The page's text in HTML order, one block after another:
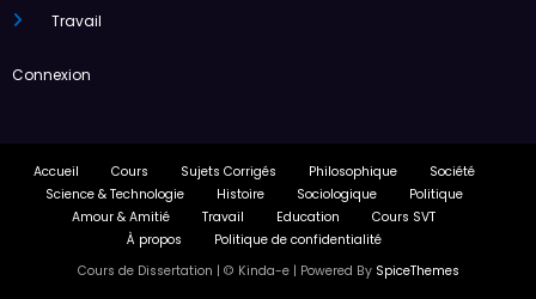
Travail
Connexion
Accueil Cours Sujets Corrigés Philosophique
Société
Science & Technologie
Histoire Sociologique
Politique
Amour & Amitié
Travail Education
Cours SVT
À propos
Politique de confidentialité
Cours de Dissertation | ©️ Kinda-e | Powered By SpiceThemes